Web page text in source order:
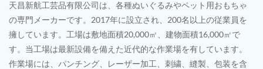
天昌新航工芸品有限公司は、各種ぬいぐるみやペット用おもちゃ
の専門メーカーです。2017年に設立され、200名以上の従業員を
擁しています。工場は敷地面積20,000㎡、建物面積16,000㎡で
す。当工場は最新設備を備えた近代的な作業場を有しています。
作業場には、パンチング、レーザー加工、刺繍、縫製、包装を含